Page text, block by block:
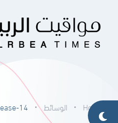
Home الوسائط 14